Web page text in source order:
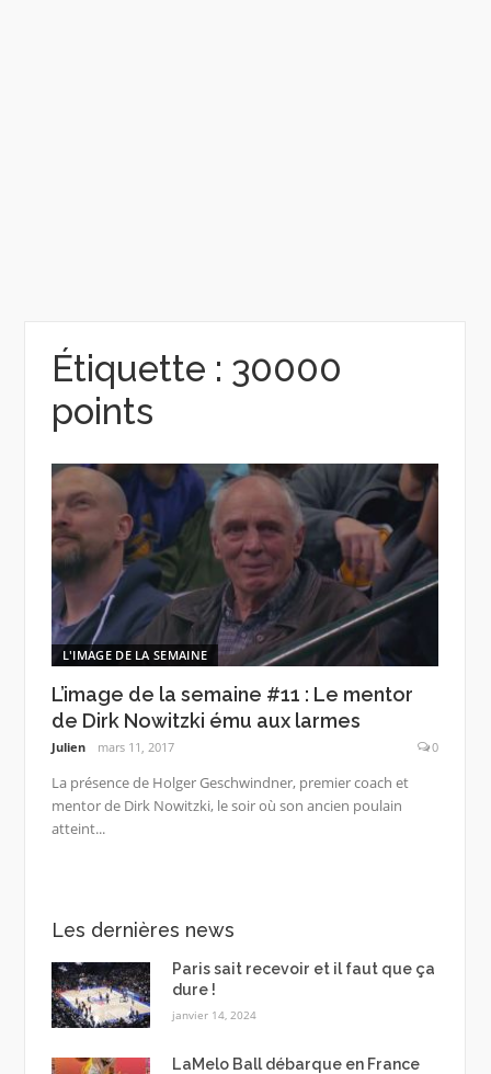
Étiquette : 30000
points
L'IMAGE DE LA SEMAINE
L’image de la semaine #11 : Le mentor
de Dirk Nowitzki ému aux larmes
Julien mars 11, 2017 0
La présence de Holger Geschwindner, premier coach et
mentor de Dirk Nowitzki, le soir où son ancien poulain
atteint...
Les dernières news
Paris sait recevoir et il faut que ça
dure !
janvier 14, 2024
LaMelo Ball débarque en France